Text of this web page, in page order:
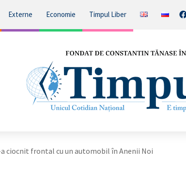
Externe Economie Timpul Liber
ciocnit frontal cu un automobil în Anenii Noi